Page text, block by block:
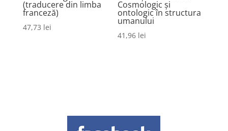
(traducere din limba
franceză)
47,73 lei
Cosmologic și
ontologic în structura
umanului
41,96 lei